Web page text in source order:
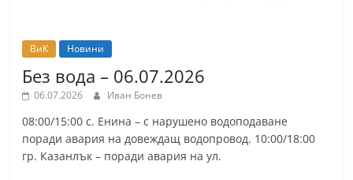
ВиК Новини
Без вода – 06.07.2026
06.07.2026 Иван Бонев
08:00/15:00 с. Енина – с нарушено водоподаване
поради авария на довеждащ водопровод. 10:00/18:00
гр. Казанлък – поради авария на ул.